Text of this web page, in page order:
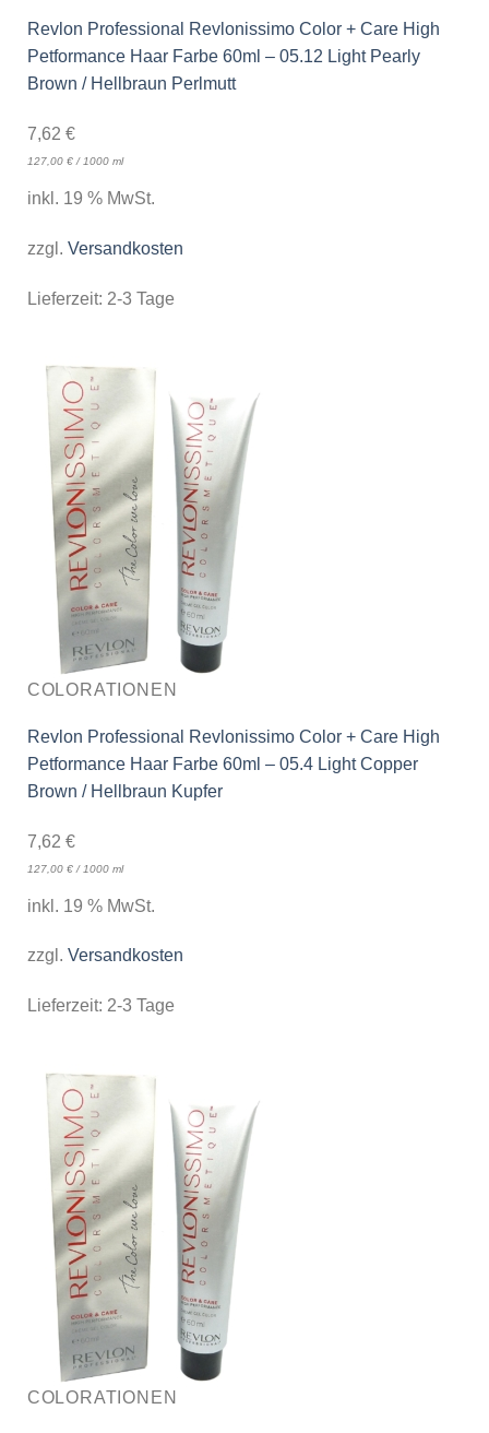
Revlon Professional Revlonissimo Color + Care High
Petformance Haar Farbe 60ml – 05.12 Light Pearly
Brown / Hellbraun Perlmutt
7,62 €
127,00 €/ 1000 ml
inkl. 19 % MwSt.
zzgl. Versandkosten
Lieferzeit: 2-3 Tage
COLORATIONEN
Revlon Professional Revlonissimo Color + Care High
Petformance Haar Farbe 60ml – 05.4 Light Copper
Brown / Hellbraun Kupfer
7,62 €
127,00 €/ 1000 ml
inkl. 19 % MwSt.
zzgl. Versandkosten
Lieferzeit: 2-3 Tage
COLORATIONEN